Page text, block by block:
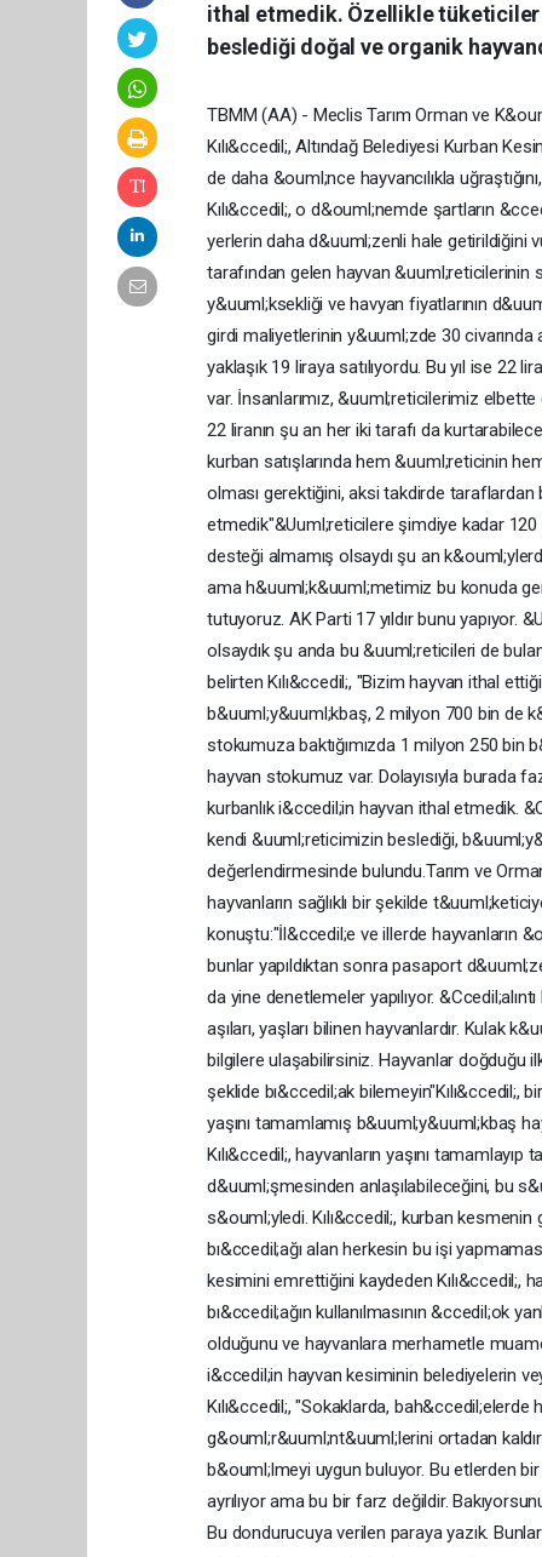
ithal etmedik. Özellikle tüketiciler
beslediği doğal ve organik
TBMM (AA) - Meclis Tarım Orman ve
Kılı&ccedil;, Altındağ Belediyesi Kurban
de daha &ouml;nce hayvancılıkla
Kılı&ccedil;, o d&ouml;nemde şartların
yerlerin daha d&uuml;zenli hale getirildiğini
tarafından gelen hayvan &uuml;reticilerinin
y&uuml;ksekliği ve havyan fiyatlarının
girdi maliyetlerinin y&uuml;zde 30 civarında
yaklaşık 19 liraya satılıyordu. Bu yıl ise 22
var. İnsanlarımız, &uuml;reticilerimiz
22 liranın şu an her iki tarafı da
kurban satışlarında hem &uuml;reticinin
olması gerektiğini, aksi takdirde taraflardan
etmedik"&Uuml;reticilere şimdiye kadar 120
desteği almamış olsaydı şu an
ama h&uuml;k&uuml;metimiz bu konuda
tutuyoruz. AK Parti 17 yıldır bunu yapıyor.
olsaydık şu anda bu &uuml;reticileri de
belirten Kılı&ccedil;, "Bizim hayvan ithal
b&uuml;y&uuml;kbaş, 2 milyon 700 bin de
stokumuza baktığımızda 1 milyon 250 bin
hayvan stokumuz var. Dolayısıyla burada
kurbanlık i&ccedil;in hayvan ithal etmedik.
kendi &uuml;reticimizin beslediği,
değerlendirmesinde bulundu.Tarım ve
hayvanların sağlıklı bir şekilde
konuştu:"İl&ccedil;e ve illerde hayvanların
bunlar yapıldıktan sonra pasaport
da yine denetlemeler yapılıyor.
aşıları, yaşları bilinen hayvanlardır. Kulak
bilgilere ulaşabilirsiniz. Hayvanlar doğduğu
şeklide bı&ccedil;ak bilemeyin"Kılı&ccedil;,
yaşını tamamlamış b&uuml;y&uuml;kbaş
Kılı&ccedil;, hayvanların yaşını
d&uuml;şmesinden anlaşılabileceğini, bu
s&ouml;yledi. Kılı&ccedil;, kurban
bı&ccedil;ağı alan herkesin bu işi
kesimini emrettiğini kaydeden Kılı&ccedil;,
bı&ccedil;ağın kullanılmasının &ccedil;ok
olduğunu ve hayvanlara merhametle
i&ccedil;in hayvan kesiminin belediyelerin
Kılı&ccedil;, "Sokaklarda,
g&ouml;r&uuml;nt&uuml;lerini ortadan
b&ouml;lmeyi uygun buluyor. Bu etlerden bir
ayrılıyor ama bu bir farz değildir.
Bu dondurucuya verilen paraya yazık.